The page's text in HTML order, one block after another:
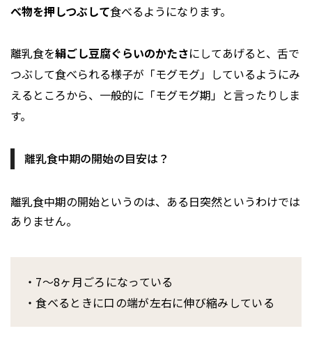
べ物を押しつぶして食べるようになります。
離乳食を絹ごし豆腐ぐらいのかたさにしてあげると、舌で
つぶして食べられる様子が「モグモグ」しているようにみ
えるところから、一般的に「モグモグ期」と言ったりしま
す。
離乳食中期の開始の目安は？
離乳食中期の開始というのは、ある日突然というわけでは
ありません。
・7～8ヶ月ごろになっている
・食べるときに口の端が左右に伸び縮みしている